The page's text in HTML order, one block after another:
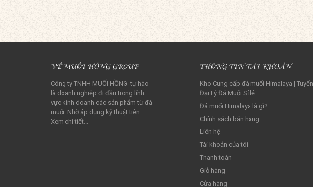
VỀ MUỐI HỒNG GROUP
Công ty TNHH MUỐI HỒNG tự hào
là doanh nghiệp đi đầu trong lĩnh
vực kinh doanh các sản phẩm từ đá
muối. Nhờ áp dụng kỹ thuật tiên...
Xem chi tiết...
THÔNG TIN TÀI KHOẢN
Kho Cung cấp đá muối Himalaya | Tuyển
Đại Lý Đá Muối Sỉ lẻ‎
Đá muối Himalaya là gì?
Chính sách bán hàng
Liên hệ
Tài khoản của tôi
Thanh toán
Giỏ hàng
Cửa hàng